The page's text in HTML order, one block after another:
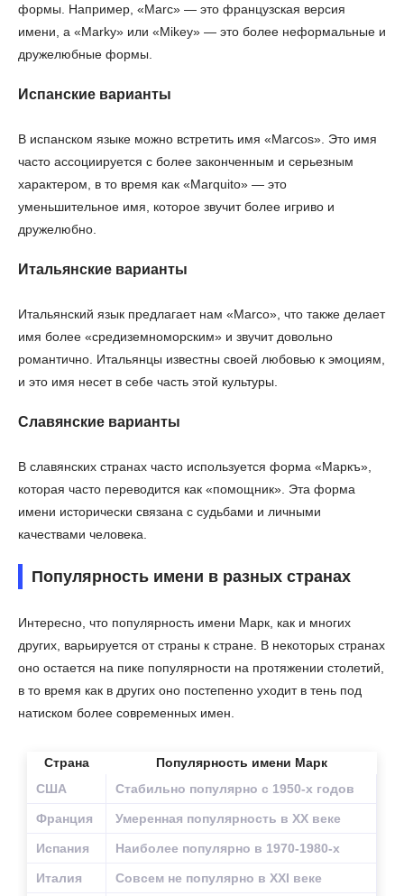
формы. Например, «Marc» — это французская версия
имени, а «Marky» или «Mikey» — это более неформальные и
дружелюбные формы.
Испанские варианты
В испанском языке можно встретить имя «Marcos». Это имя
часто ассоциируется с более законченным и серьезным
характером, в то время как «Marquito» — это
уменьшительное имя, которое звучит более игриво и
дружелюбно.
Итальянские варианты
Итальянский язык предлагает нам «Marco», что также делает
имя более «средиземноморским» и звучит довольно
романтично. Итальянцы известны своей любовью к эмоциям,
и это имя несет в себе часть этой культуры.
Славянские варианты
В славянских странах часто используется форма «Маркъ»,
которая часто переводится как «помощник». Эта форма
имени исторически связана с судьбами и личными
качествами человека.
Популярность имени в разных странах
Интересно, что популярность имени Марк, как и многих
других, варьируется от страны к стране. В некоторых странах
оно остается на пике популярности на протяжении столетий,
в то время как в других оно постепенно уходит в тень под
натиском более современных имен.
Страна
Популярность имени Марк
США
Стабильно популярно с 1950-х годов
Франция Умеренная популярность в XX веке
Испания Наиболее популярно в 1970-1980-х
Италия Совсем не популярно в XXI веке